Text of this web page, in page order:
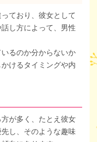
ており、彼女として
し方によって、男性
るのか分からないか
けるタイミングや内
が多く、たとえ彼女
し、そのような趣味